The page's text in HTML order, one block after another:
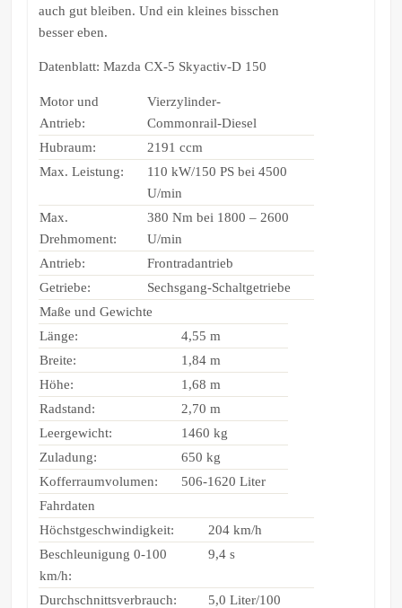
auch gut bleiben. Und ein kleines bisschen
besser eben.
Datenblatt: Mazda CX-5 Skyactiv-D 150
Motor und
Antrieb:
Vierzylinder-
Commonrail-Diesel
Hubraum:
2191 ccm
Max. Leistung:
110 kW/150 PS bei 4500
U/min
Max.
Drehmoment:
380 Nm bei 1800 – 2600
U/min
Antrieb:
Frontradantrieb
Getriebe:
Sechsgang-Schaltgetriebe
Maße und Gewichte
Länge:
4,55 m
Breite:
1,84 m
Höhe:
1,68 m
Radstand:
2,70 m
Leergewicht:
1460 kg
Zuladung:
650 kg
Kofferraumvolumen:
506-1620 Liter
Fahrdaten
Höchstgeschwindigkeit:
204 km/h
Beschleunigung 0-100
km/h:
9,4 s
Durchschnittsverbrauch:
5,0 Liter/100